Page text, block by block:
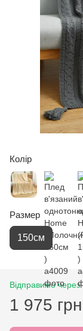
Колір
Размер
150см
Відправимо через
1 975 грн